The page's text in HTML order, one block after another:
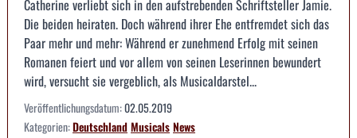
Catherine verliebt sich in den aufstrebenden Schriftsteller Jamie.
Die beiden heiraten. Doch während ihrer Ehe entfremdet sich das
Paar mehr und mehr: Während er zunehmend Erfolg mit seinen
Romanen feiert und vor allem von seinen Leserinnen bewundert
wird, versucht sie vergeblich, als Musicaldarstel...
Veröffentlichungsdatum:02.05.2019
Kategorien:DeutschlandMusicalsNews